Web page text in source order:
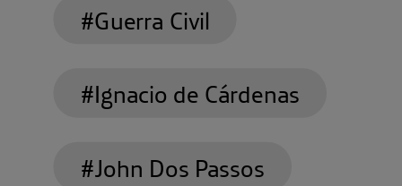
#Guerra Civil
#Ignacio de Cárdenas
#John Dos Passos